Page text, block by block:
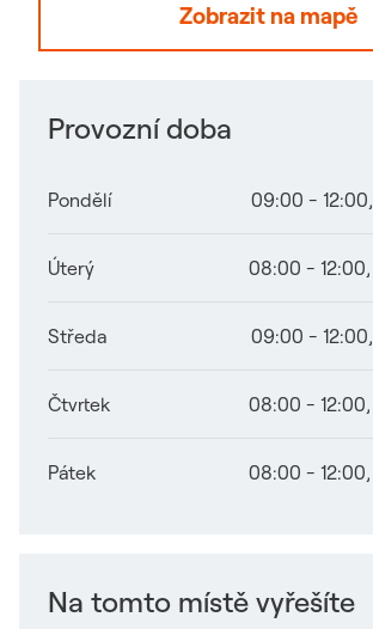
Zobrazit na mapě
Provozní doba
Pondělí 09:00 - 12:00,
Úterý 08:00 - 12:00,
Středa 09:00 - 12:00,
Čtvrtek 08:00 - 12:00,
Pátek 08:00 - 12:00,
Na tomto místě vyřešíte